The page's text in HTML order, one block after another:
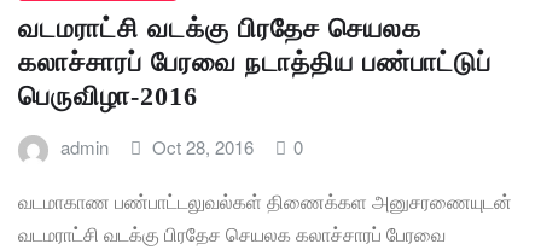
வடமராட்சி வடக்கு பிரதேச செயலக
கலாச்சாரப் பேரவை நடாத்திய பண்பாட்டுப்
பெருவிழா-2016
admin Oct 28, 2016 0
வடமாகாண பண்பாட்டலுவல்கள் திணைக்கள அனுசரணையுடன்
வடமராட்சி வடக்கு பிரதேச செயலக கலாச்சாரப் பேரவை